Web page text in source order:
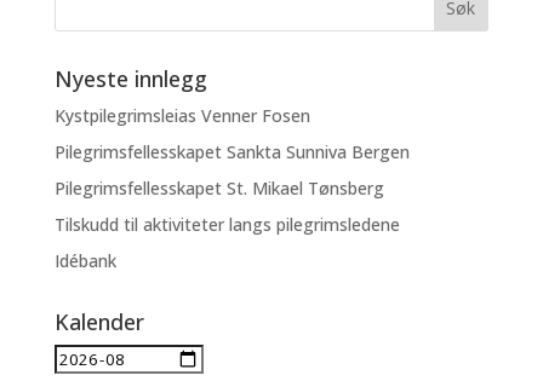
Nyeste innlegg
Kystpilegrimsleias Venner Fosen
Pilegrimsfellesskapet Sankta Sunniva Bergen
Pilegrimsfellesskapet St. Mikael Tønsberg
Tilskudd til aktiviteter langs pilegrimsledene
Idébank
Kalender